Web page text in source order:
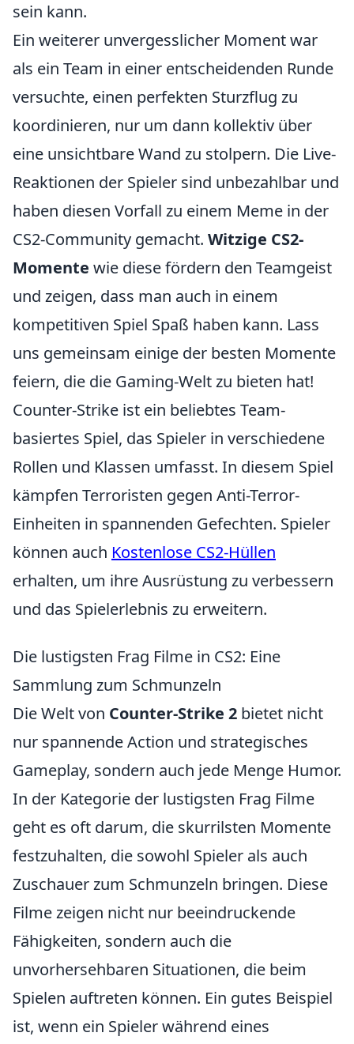
sein kann.
Ein weiterer unvergesslicher Moment war
als ein Team in einer entscheidenden Runde
versuchte, einen perfekten Sturzflug zu
koordinieren, nur um dann kollektiv über
eine unsichtbare Wand zu stolpern. Die Live-
Reaktionen der Spieler sind unbezahlbar und
haben diesen Vorfall zu einem Meme in der
CS2-Community gemacht. Witzige CS2-
Momente wie diese fördern den Teamgeist
und zeigen, dass man auch in einem
kompetitiven Spiel Spaß haben kann. Lass
uns gemeinsam einige der besten Momente
feiern, die die Gaming-Welt zu bieten hat!
Counter-Strike ist ein beliebtes Team-
basiertes Spiel, das Spieler in verschiedene
Rollen und Klassen umfasst. In diesem Spiel
kämpfen Terroristen gegen Anti-Terror-
Einheiten in spannenden Gefechten. Spieler
können auch Kostenlose CS2-Hüllen
erhalten, um ihre Ausrüstung zu verbessern
und das Spielerlebnis zu erweitern.
Die lustigsten Frag Filme in CS2: Eine
Sammlung zum Schmunzeln
Die Welt von Counter-Strike 2 bietet nicht
nur spannende Action und strategisches
Gameplay, sondern auch jede Menge Humor.
In der Kategorie der lustigsten Frag Filme
geht es oft darum, die skurrilsten Momente
festzuhalten, die sowohl Spieler als auch
Zuschauer zum Schmunzeln bringen. Diese
Filme zeigen nicht nur beeindruckende
Fähigkeiten, sondern auch die
unvorhersehbaren Situationen, die beim
Spielen auftreten können. Ein gutes Beispiel
ist, wenn ein Spieler während eines